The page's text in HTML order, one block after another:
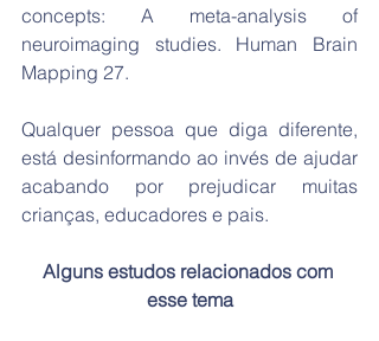
concepts: A meta-analysis of
neuroimaging studies. Human Brain
Mapping 27.
Qualquer pessoa que diga diferente,
está desinformando ao invés de ajudar
acabando por prejudicar muitas
crianças, educadores e pais.
Alguns estudos relacionados com
esse tema